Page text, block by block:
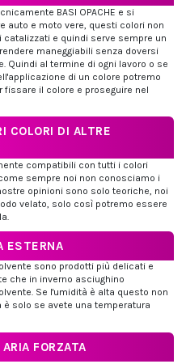
BASI OPACHE e si
auto e moto vere, questi colori non
e quindi serve sempre un
maneggiabili senza doversi
Quindi al termine di ogni lavoro o se
di un colore potremo
il colore e proseguire nel
COLORI DI ALTRE
compatibili con tutti i colori
sempre noi non conosciamo i
opinioni sono solo teoriche, noi
velato, solo così potremo essere
ESTERNA
sono prodotti più delicati e
che in inverno asciughino
Se l'umidità è alta questo non
è solo se avete una temperatura
FORZATA